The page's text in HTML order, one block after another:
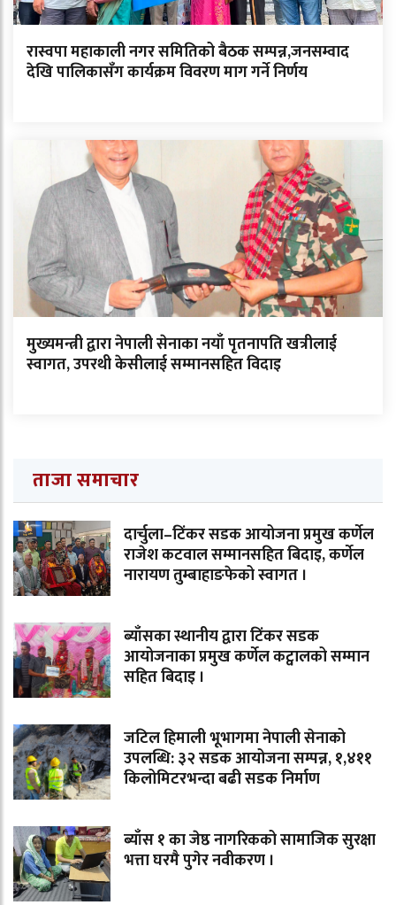
रास्वपा महाकाली नगर समितिको बैठक सम्पन्न,जनसम्वाद
देखि पालिकासँग कार्यक्रम विवरण माग गर्ने निर्णय
मुख्यमन्त्री द्वारा नेपाली सेनाका नयाँ पृतनापति खत्रीलाई
स्वागत, उपरथी केसीलाई सम्मानसहित विदाइ
ताजा समाचार
दार्चुला–टिंकर सडक आयोजना प्रमुख कर्णेल
राजेश कटवाल सम्मानसहित बिदाइ, कर्णेल
नारायण तुम्बाहाङफेको स्वागत ।
ब्याँसका स्थानीय द्वारा टिंकर सडक
आयोजनाका प्रमुख कर्णेल कट्वालको सम्मान
सहित बिदाइ ।
जटिल हिमाली भूभागमा नेपाली सेनाको
उपलब्धि: ३२ सडक आयोजना सम्पन्न, १,४११
किलोमिटरभन्दा बढी सडक निर्माण
ब्याँस १ का जेष्ठ नागरिकको सामाजिक सुरक्षा
भत्ता घरमै पुगेर नवीकरण ।